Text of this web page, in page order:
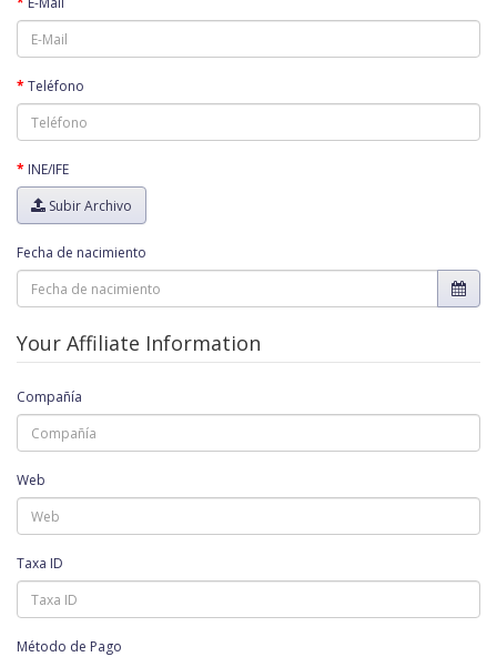
Teléfono
INE/IFE
Subir Archivo
Fecha de nacimiento
Your Affiliate Information
Compañía
Web
Taxa ID
Método de Pago